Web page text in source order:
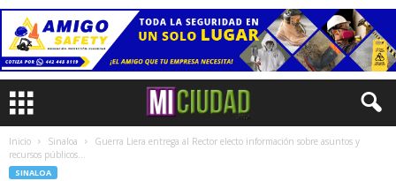
Inicio Sinaloa
Guerra Liera entrega al Rector electo información sobre asuntos y
recursos públicos...
SINALOA